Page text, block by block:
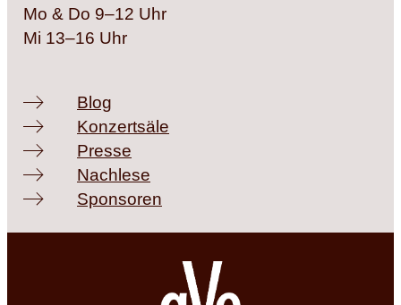
Mo & Do 9–12 Uhr
Mi 13–16 Uhr
Blog
Konzertsäle
Presse
Nachlese
Sponsoren